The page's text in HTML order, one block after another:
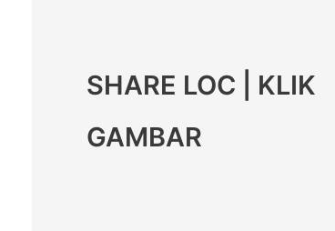
SHARE LOC | KLIK
GAMBAR